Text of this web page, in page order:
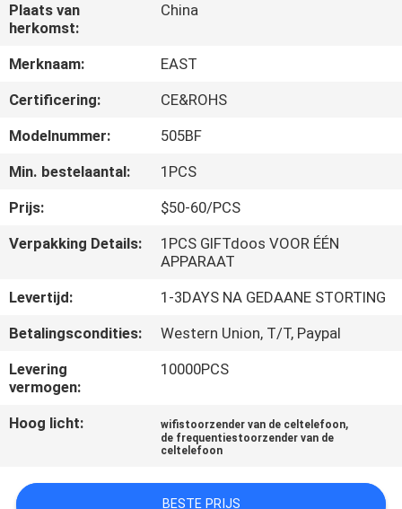
ONGEVEER
ONS
FABRIEKSRONDLEIDING
KWALITEITSCONTROLE
CONTACTEER
NIEUWS
GEVALLEN
AANVRAGEN
Plaats van
herkomst:
China
Merknaam:
EAST
Certificering:
CE&ROHS
Modelnummer:
505BF
Min. bestelaantal:
1PCS
Prijs:
$50-60/PCS
Verpakking Details:
1PCS GIFTdoos VOOR ÉÉN
APPARAAT
Levertijd:
1-3DAYS NA GEDAANE STORTING
Betalingscondities:
Western Union, T/T, Paypal
Levering
vermogen:
10000PCS
Hoog licht: wifistoorzender van de celtelefoon,
de frequentiestoorzender van de
celtelefoon
BESTE PRIJS